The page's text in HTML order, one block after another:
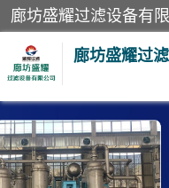
廊坊盛耀过
二氧化碳过滤器